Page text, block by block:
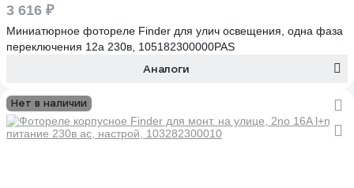
3 616 ₽
Миниатюрное фотореле Finder для улич освещения, одна фаза
переключения 12а 230в, 105182300000PAS
Аналоги
Нет в наличии